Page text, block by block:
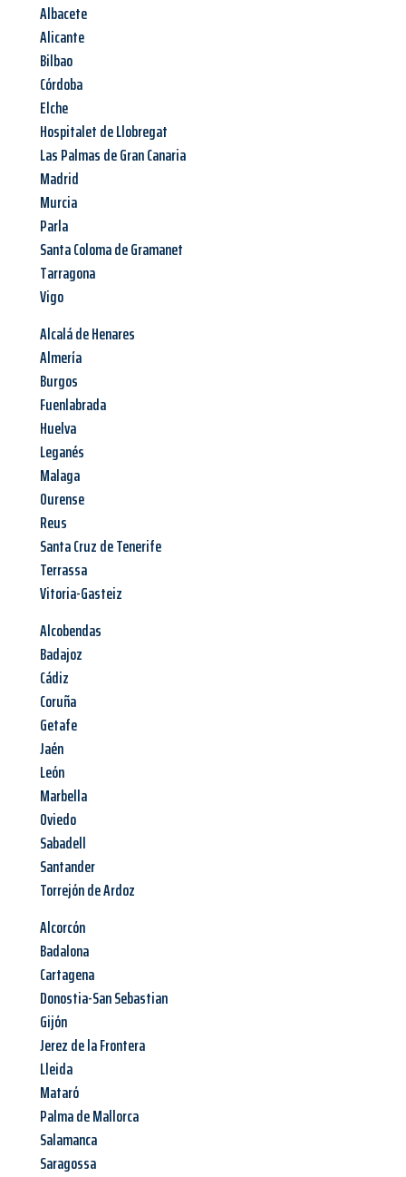
Albacete
Alicante
Bilbao
Córdoba
Elche
Hospitalet de Llobregat
Las Palmas de Gran Canaria
Madrid
Murcia
Parla
Santa Coloma de Gramanet
Tarragona
Vigo
Alcalá de Henares
Almería
Burgos
Fuenlabrada
Huelva
Leganés
Malaga
Ourense
Reus
Santa Cruz de Tenerife
Terrassa
Vitoria-Gasteiz
Alcobendas
Badajoz
Cádiz
Coruña
Getafe
Jaén
León
Marbella
Oviedo
Sabadell
Santander
Torrejón de Ardoz
Alcorcón
Badalona
Cartagena
Donostia-San Sebastian
Gijón
Jerez de la Frontera
Lleida
Mataró
Palma de Mallorca
Salamanca
Saragossa